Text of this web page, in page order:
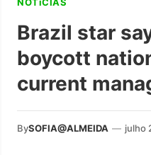
Brazil star
boycott
current
BySOFIA@ALMEIDA — julho